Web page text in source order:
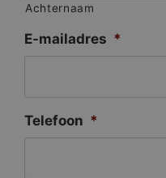
Achternaam
E-mailadres *
Telefoon *